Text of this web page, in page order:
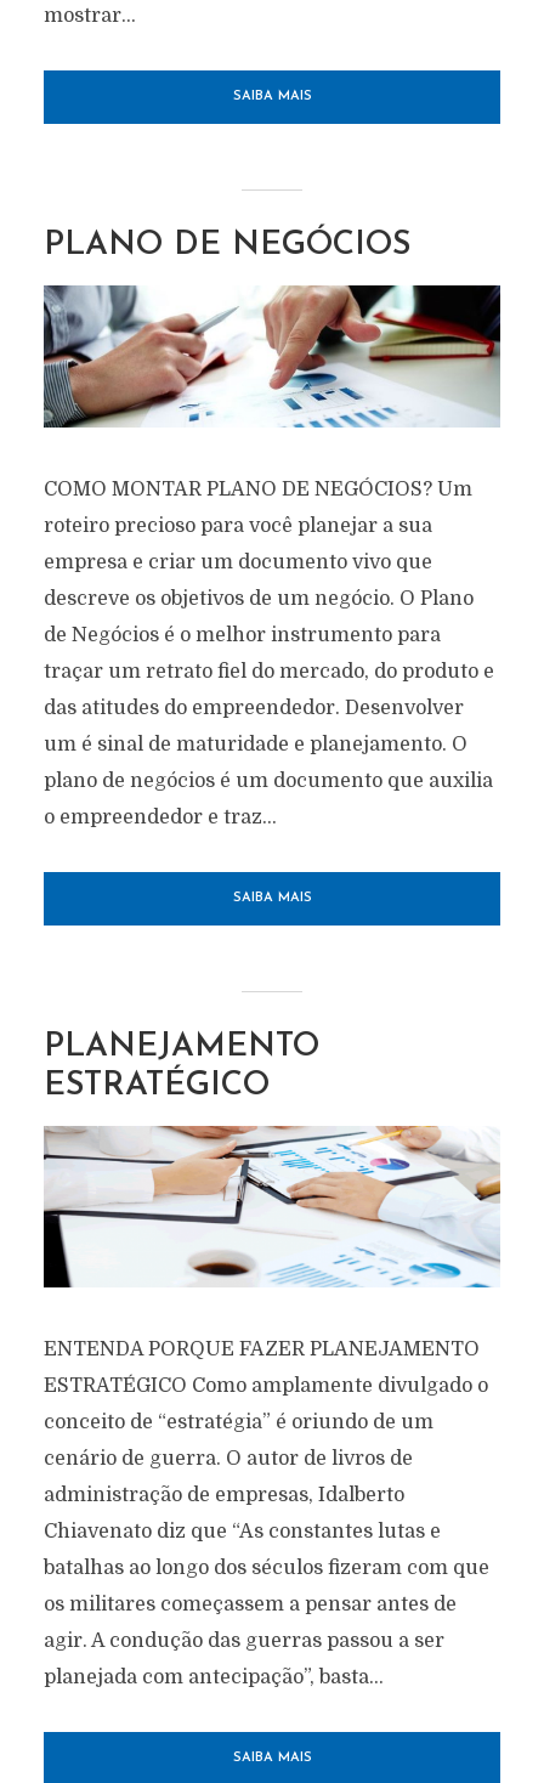
mostrar...
SAIBA MAIS
PLANO DE NEGÓCIOS
COMO MONTAR PLANO DE NEGÓCIOS? Um
roteiro precioso para você planejar a sua
empresa e criar um documento vivo que
descreve os objetivos de um negócio. O Plano
de Negócios é o melhor instrumento para
traçar um retrato fiel do mercado, do produto e
das atitudes do empreendedor. Desenvolver
um é sinal de maturidade e planejamento. O
plano de negócios é um documento que auxilia
o empreendedor e traz...
SAIBA MAIS
PLANEJAMENTO
ESTRATÉGICO
ENTENDA PORQUE FAZER PLANEJAMENTO
ESTRATÉGICO Como amplamente divulgado o
conceito de “estratégia” é oriundo de um
cenário de guerra. O autor de livros de
administração de empresas, Idalberto
Chiavenato diz que “As constantes lutas e
batalhas ao longo dos séculos fizeram com que
os militares começassem a pensar antes de
agir. A condução das guerras passou a ser
planejada com antecipação”, basta...
SAIBA MAIS